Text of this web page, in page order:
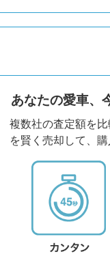
あなたの愛車、
複数社の査定額を
を賢く売却して、